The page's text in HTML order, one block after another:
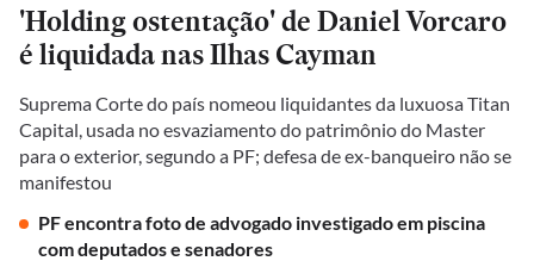
'Holding ostentação' de Daniel Vorcaro
é liquidada nas Ilhas Cayman
Suprema Corte do país nomeou liquidantes da luxuosa Titan
Capital, usada no esvaziamento do patrimônio do Master
para o exterior, segundo a PF; defesa de ex-banqueiro não se
manifestou
PF encontra foto de advogado investigado em piscina
com deputados e senadores